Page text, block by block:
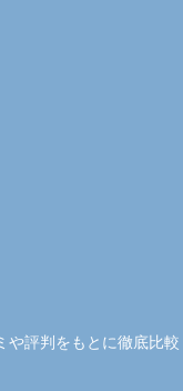
や評判をもとに徹底比較